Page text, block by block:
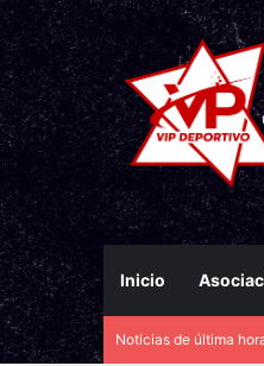
Inicio
Noticias de última